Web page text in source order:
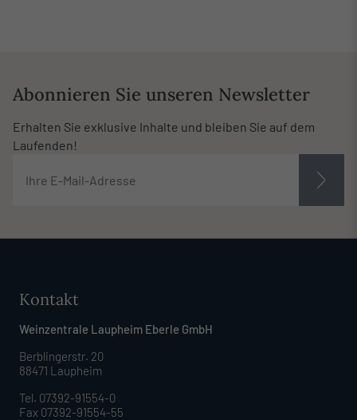
Abonnieren Sie unseren Newsletter
Erhalten Sie exklusive Inhalte und bleiben Sie auf dem
Laufenden!
Kontakt
Weinzentrale Laupheim Eberle GmbH
Berblingerstr. 20
88471 Laupheim
Tel. 07392-91554-0
Fax 07392-91554-55